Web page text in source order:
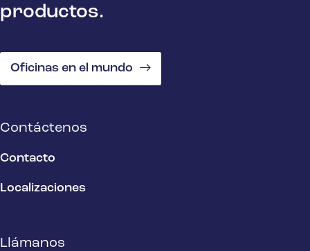
productos.
Oficinas en el mundo
Contáctenos
Contacto
Localizaciones
Llámanos